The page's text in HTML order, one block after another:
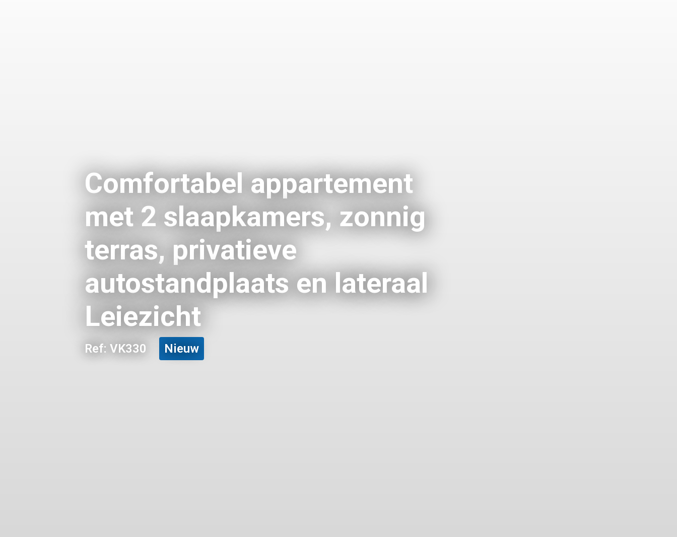
Comfortabel appartement
met 2 slaapkamers, zonnig
terras, privatieve
autostandplaats en lateraal
Leiezicht
Ref: VK330 Nieuw